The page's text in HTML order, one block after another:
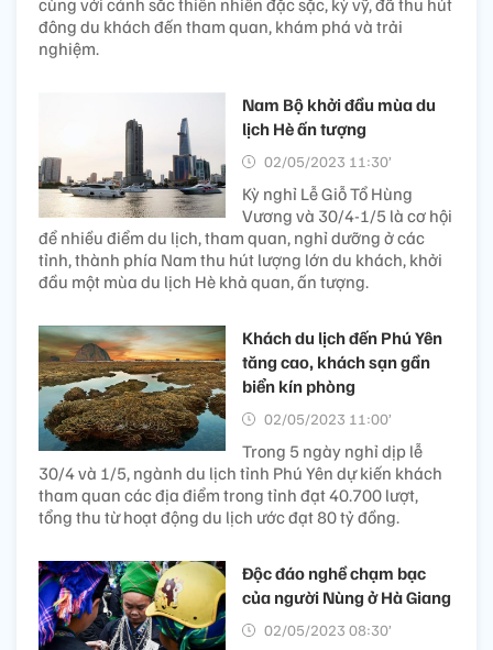
cùng với cảnh sắc thiên nhiên đặc sặc, kỳ vỹ, đã thu hút
đông du khách đến tham quan, khám phá và trải
nghiệm.
Nam Bộ khởi đầu mùa du
lịch Hè ấn tượng
02/05/2023 11:30’
Kỳ nghỉ Lễ Giỗ Tổ Hùng
Vương và 30/4-1/5 là cơ hội
để nhiều điểm du lịch, tham quan, nghỉ dưỡng ở các
tỉnh, thành phía Nam thu hút lượng lớn du khách, khởi
đầu một mùa du lịch Hè khả quan, ấn tượng.
Khách du lịch đến Phú Yên
tăng cao, khách sạn gần
biển kín phòng
02/05/2023 11:00’
Trong 5 ngày nghỉ dịp lễ
30/4 và 1/5, ngành du lịch tỉnh Phú Yên dự kiến khách
tham quan các địa điểm trong tỉnh đạt 40.700 lượt,
tổng thu từ hoạt động du lịch ước đạt 80 tỷ đồng.
Độc đáo nghề chạm bạc
của người Nùng ở Hà Giang
02/05/2023 08:30’